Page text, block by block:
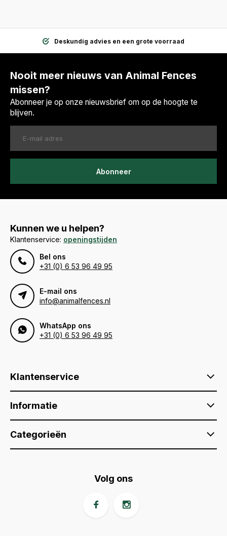
Deskundig advies en een grote voorraad
Nooit meer nieuws van Animal Fences
missen?
Abonneer je op onze nieuwsbrief om op de hoogte te
blijven.
Abonneer
Kunnen we u helpen?
Klantenservice: openingstijden
Bel ons
+31 (0) 6 53 96 49 95
E-mail ons
info@animalfences.nl
WhatsApp ons
+31 (0) 6 53 96 49 95
Klantenservice
Informatie
Categorieën
Volg ons